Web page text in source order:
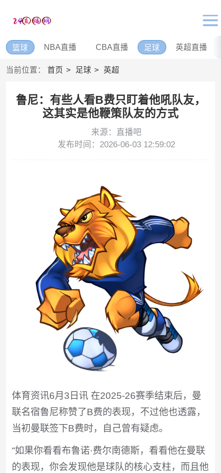
篮球 NBA直播 CBA直播 足球 英超直播
当前位置： 首页 足球 英超
鲁尼：有些人看B费只盯着他吼队友，
这其实是他鞭策队友的方式
来源：直播吧
发布时间：2026-06-03 12:59:02
体育资讯6月3日讯 在2025-26赛季结束后，曼
联名宿鲁尼称赞了B费的表现，不过他也透露，
当初曼联签下B费时，自己曾有疑虑。
“如果你看看布鲁诺·费尔南德斯，看看他在曼联
的表现，你会发现他是球队的核心支柱，而且他